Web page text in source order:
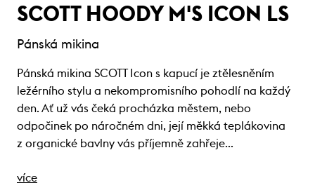
SCOTT HOODY M'S ICON LS
Pánská mikina
Pánská mikina SCOTT Icon s kapucí je ztělesněním
ležérního stylu a nekompromisního pohodlí na každý
den. Ať už vás čeká procházka městem, nebo
odpočinek po náročném dni, její měkká teplákovina
z organické bavlny vás příjemně zahřeje…
více